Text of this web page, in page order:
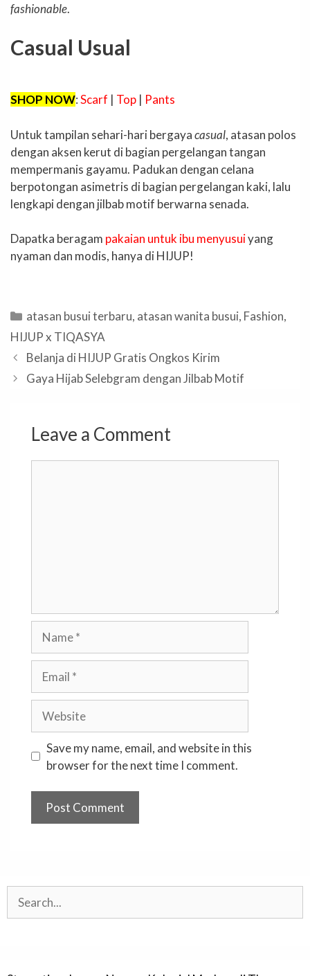
fashionable.
Casual Usual
SHOP NOW:Scarf | Top | Pants
Untuk tampilan sehari-hari bergayacasual, atasan polos
dengan aksen kerut di bagian pergelangan tangan
mempermanis gayamu. Padukan dengan celana
berpotongan asimetris di bagian pergelangan kaki, lalu
lengkapi dengan jilbab motif berwarna senada.
Dapatka beragam pakaian untuk ibu menyusuiyang
nyaman dan modis, hanya di HIJUP!
Categories
atasan busui terbaru, atasan wanita busui, Fashion,
HIJUP x TIQASYA
Belanja di HIJUP Gratis Ongkos Kirim
Gaya Hijab Selebgram dengan Jilbab Motif
Leave a Comment
Save my name, email, and website in this
browser for the next time I comment.